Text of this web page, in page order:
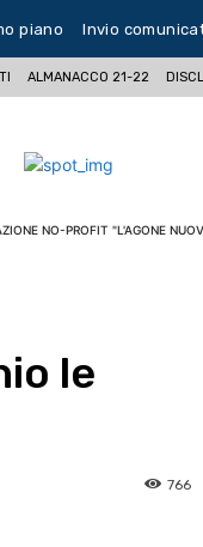
piano Invio
ALMANACCO 21-22
NO-PROFIT "L'AGONE
le
766